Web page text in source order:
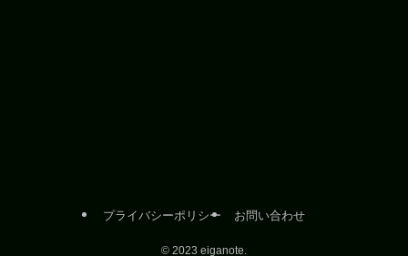
プライバシーポリシー お問い合わせ
© 2023 eiganote.